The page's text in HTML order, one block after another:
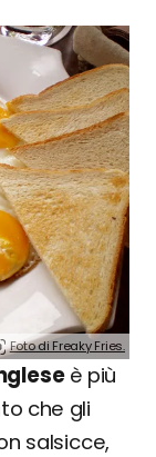
Foto di Freaky Fries.
è più
che gli
salsicce,